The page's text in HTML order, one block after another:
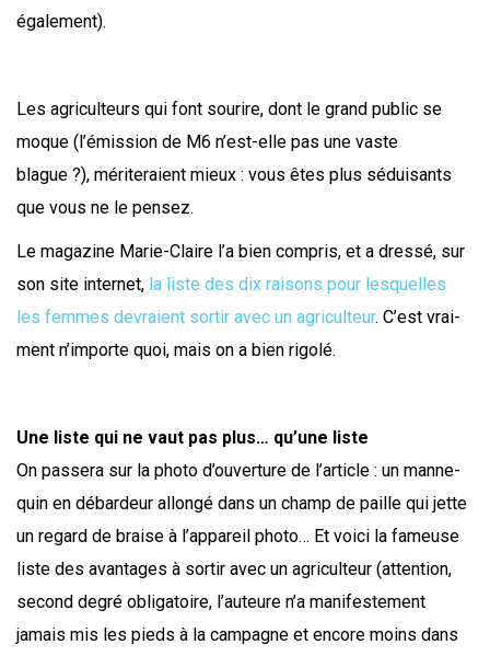
également).
Les agri­cul­teurs qui font sou­rire, dont le grand public se
moque (l’émission de M6 n’est-elle pas une vaste
blague ?), méri­te­raient mieux : vous êtes plus sédui­sants
que vous ne le pensez.
Le maga­zine Marie-Claire l’a bien com­pris, et a dres­sé, sur
son site inter­net, la liste des dix rai­sons pour les­quelles
les femmes devraient sor­tir avec un agri­cul­teur. C’est vrai­
ment n’importe quoi, mais on a bien rigolé.
Une liste qui ne vaut pas plus… qu’une liste
On pas­se­ra sur la pho­to d’ouverture de l’article : un man­ne­
quin en débar­deur allon­gé dans un champ de paille qui jette
un regard de braise à l’appareil pho­to… Et voi­ci la fameuse
liste des avan­tages à sor­tir avec un agri­cul­teur (atten­tion,
second degré obli­ga­toire, l’auteure n’a mani­fes­te­ment
jamais mis les pieds à la cam­pagne et encore moins dans